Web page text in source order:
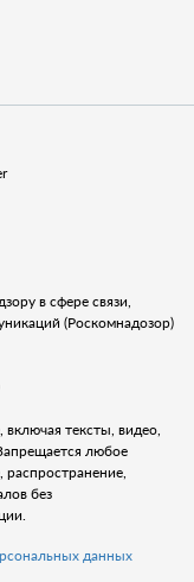
в сфере связи,
(Роскомнадозор)
тексты, видео,
любое
распространение,
без
данных